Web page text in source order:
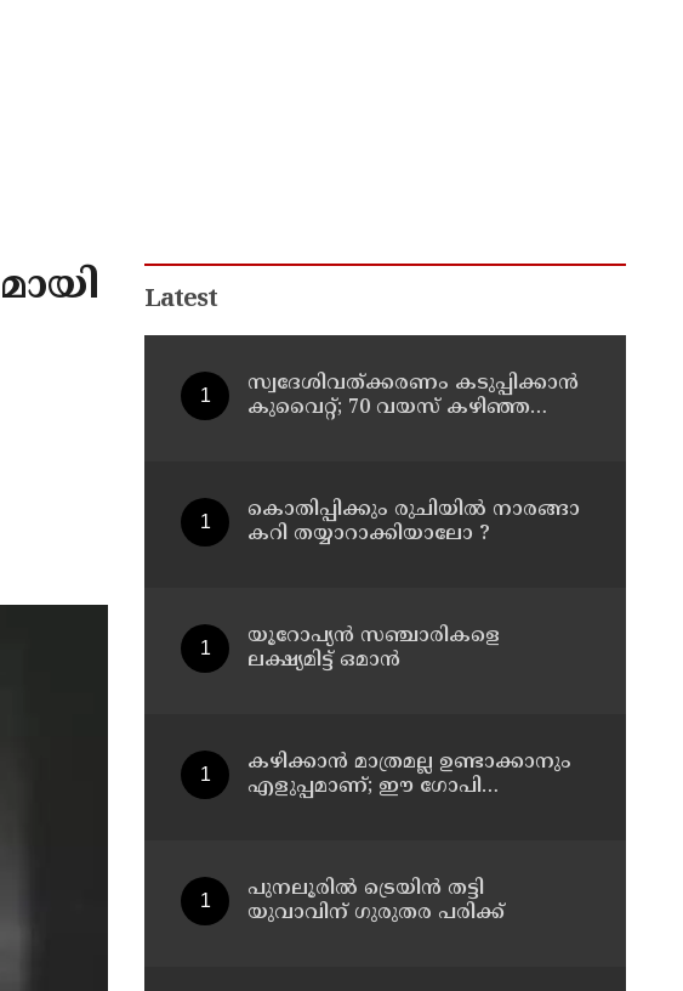
Latest
സ്വദേശിവത്ക്കരണം കടുപ്പിക്കാന്‍
കുവൈറ്റ്; 70 വയസ് കഴിഞ്ഞ
കൊതിപ്പിക്കും രുചിയിൽ നാരങ്ങാ
കറി തയ്യാറാക്കിയാലോ ?
യൂറോപ്യന്‍ സഞ്ചാരികളെ
ലക്ഷ്യമിട്ട് ഒമാന്‍
കഴിക്കാൻ മാത്രമല്ല ഉണ്ടാക്കാനും
എളുപ്പമാണ്; ഈ ഗോപി
പുനലൂരിൽ ട്രെയിൻ തട്ടി
യുവാവിന് ഗുരുതര പരിക്ക്